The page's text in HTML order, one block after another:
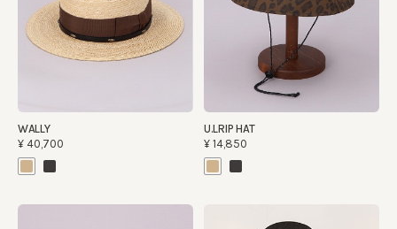
WALLY
¥40,700
U.LRIP HAT
¥14,850